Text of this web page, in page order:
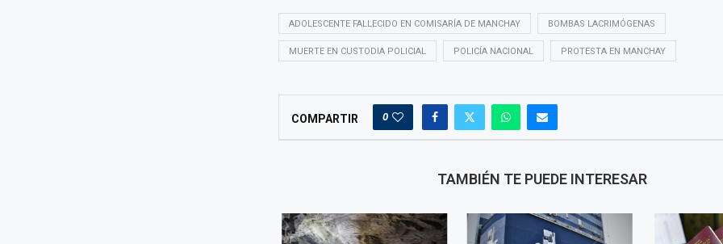
ADOLESCENTE FALLECIDO EN COMISARÍA DE MANCHAY BOMBAS LACRIMÓGENAS
MUERTE EN CUSTODIA POLICIAL POLICÍA NACIONAL PROTESTA EN MANCHAY
COMPARTIR 0
TAMBIÉN TE PUEDE INTERESAR